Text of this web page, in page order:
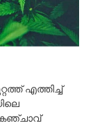
എത്തിച്ച്‌
കഞ്ചാവ്